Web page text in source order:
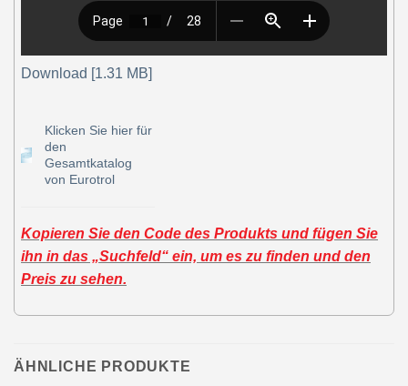
Download [1.31 MB]
Klicken Sie hier für
den
Gesamtkatalog
von Eurotrol
Kopieren Sie den Code des Produkts und fügen Sie
ihn in das „Suchfeld“ ein, um es zu finden und den
Preis zu sehen.
ÄHNLICHE PRODUKTE